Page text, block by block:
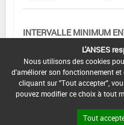
INTERVALLE MINIMUM
DATE DE RETRAIT DE
06/02/2004
L'ANSES
Nous utilisons des cookies
d'améliorer son fonctionnement et
cliquant sur "Tout accepter",
pouvez modifier ce choix à tout
Tout